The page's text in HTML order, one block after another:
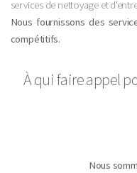
services de nettoyage et
Nous fournissons des
compétitifs.
À qui faire appel
Nous